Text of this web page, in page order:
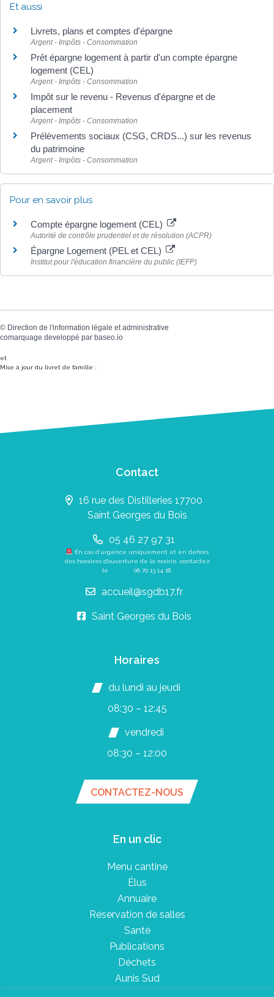
Et aussi
Livrets, plans et comptes d'épargne
Argent - Impôts - Consommation
Prêt épargne logement à partir d'un compte épargne
logement (CEL)
Argent - Impôts - Consommation
Impôt sur le revenu - Revenus d'épargne et de
placement
Argent - Impôts - Consommation
Prélèvements sociaux (CSG, CRDS...) sur les revenus
du patrimoine
Argent - Impôts - Consommation
Pour en savoir plus
Compte épargne logement (CEL)
Autorité de contrôle prudentiel et de résolution (ACPR)
Épargne Logement (PEL et CEL)
Institut pour l'éducation financière du public (IEFP)
© Direction de l'information légale et administrative
comarquage developpé par baseo.io
et
Mise à jour du livret de famille :
Contact
16 rue des Distilleries 17700
Saint Georges du Bois
05 46 27 97 31
En cas d’urgence uniquement et en dehors
des horaires d’ouverture de la mairie, contactez
le 06 70 13 14 18
accueil@sgdb17.fr
Saint Georges du Bois
Horaires
du lundi au jeudi
08:30 – 12:45
vendredi
08:30 – 12:00
CONTACTEZ-NOUS
En un clic
Menu cantine
Élus
Annuaire
Réservation de salles
Santé
Publications
Déchets
Aunis Sud